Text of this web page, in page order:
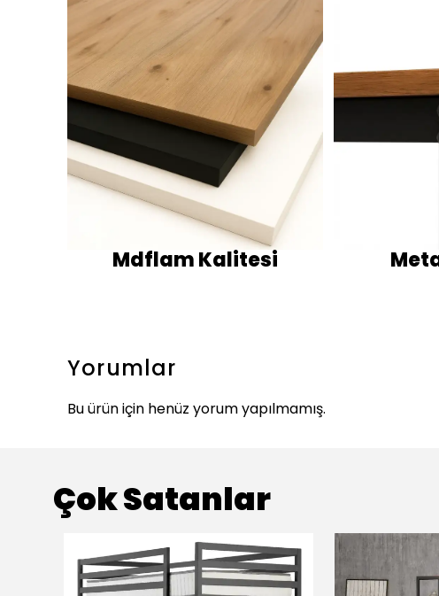
Mdflam Kalitesi
Yorumlar
Bu ürün için henüz yorum yapılmamış.
Çok Satanlar